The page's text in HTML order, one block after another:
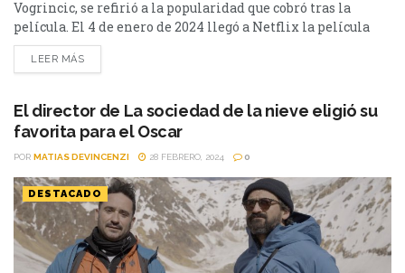
Vogrincic, se refirió a la popularidad que cobró tras la
película. El 4 de enero de 2024 llegó a Netflix la película
de Juan Antonio Bayona sobre la tragedia de Los Andes. La
película española, La sociedad de la nieve, tardó diez años
LEER MÁS
El director de La sociedad de la nieve eligió su
favorita para el Oscar
POR MATIAS DEVINCENZI 28 FEBRERO, 2024 0
DESTACADO